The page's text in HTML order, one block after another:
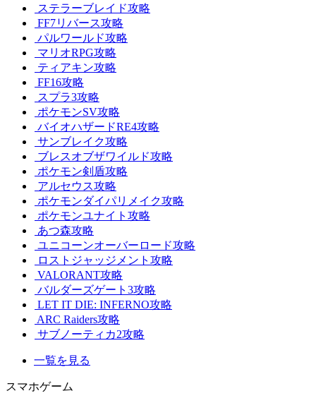
ステラーブレイド攻略
FF7リバース攻略
パルワールド攻略
マリオRPG攻略
ティアキン攻略
FF16攻略
スプラ3攻略
ポケモンSV攻略
バイオハザードRE4攻略
サンブレイク攻略
ブレスオブザワイルド攻略
ポケモン剣盾攻略
アルセウス攻略
ポケモンダイパリメイク攻略
ポケモンユナイト攻略
あつ森攻略
ユニコーンオーバーロード攻略
ロストジャッジメント攻略
VALORANT攻略
バルダーズゲート3攻略
LET IT DIE: INFERNO攻略
ARC Raiders攻略
サブノーティカ2攻略
一覧を見る
スマホゲーム